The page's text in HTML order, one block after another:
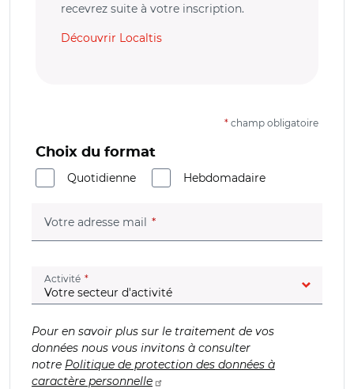
recevrez suite à votre inscription.
Découvrir Localtis
* champ obligatoire
Choix du format
Quotidienne
Hebdomadaire
Votre adresse mail (champ obligatoire)
Activité (champ obligatoire)
Pour en savoir plus sur le traitement de vos
données nous vous invitons à consulter
notre Politique de protection des données à
caractère personnelle